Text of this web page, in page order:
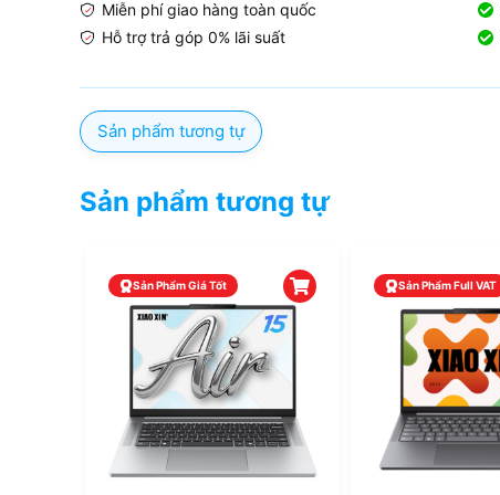
Miễn phí giao hàng toàn quốc
Hỗ trợ trả góp 0% lãi suất
Sản phẩm tương tự
Sản phẩm tương tự
Sản Phẩm Giá Tốt Sản Phẩm Full VAT